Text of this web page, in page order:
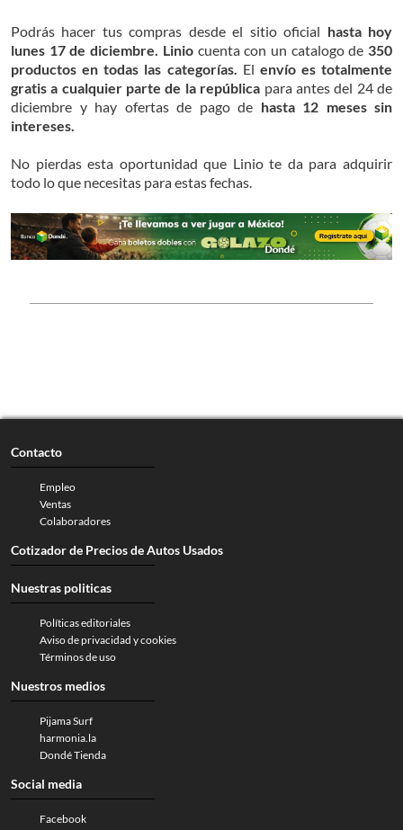
Podrás hacer tus compras desde el sitio oficial hasta hoy
lunes 17 de diciembre. Liniocuenta con un catalogo de 350
productos en todas las categorías. El envío es totalmente
gratis a cualquier parte de la república para antes del 24 de
diciembre y hay ofertas de pago de hasta 12 meses sin
intereses.
No pierdas esta oportunidad que Linio te da para adquirir
todo lo que necesitas para estas fechas.
Contacto
Empleo
Ventas
Colaboradores
Cotizador de Precios de Autos Usados
Nuestras politicas
Políticas editoriales
Aviso de privacidad y cookies
Términos de uso
Nuestros medios
Pijama Surf
harmonia.la
Dondé Tienda
Social media
Facebook